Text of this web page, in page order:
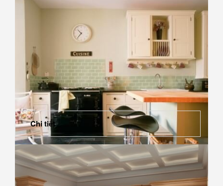
Chi tiết